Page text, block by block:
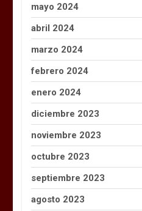
mayo 2024
abril 2024
marzo 2024
febrero 2024
enero 2024
diciembre 2023
noviembre 2023
octubre 2023
septiembre 2023
agosto 2023